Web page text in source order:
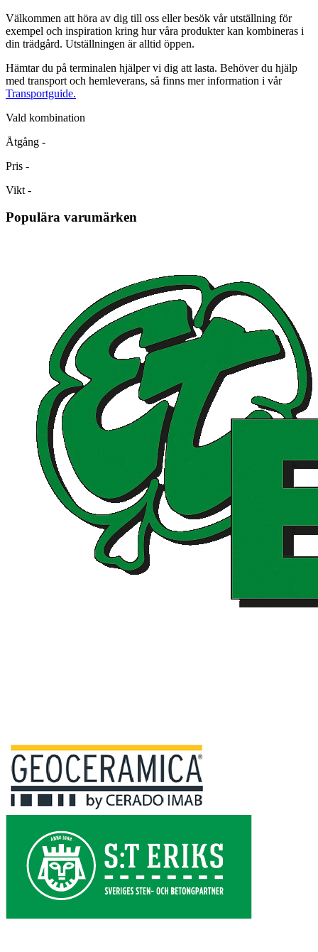
Välkommen att höra av dig till oss eller besök vår utställning för
exempel och inspiration kring hur våra produkter kan kombineras i
din trädgård. Utställningen är alltid öppen.
Hämtar du på terminalen hjälper vi dig att lasta. Behöver du hjälp
med transport och hemleverans, så finns mer information i vår
Transportguide.
Vald kombination
Åtgång -
Pris -
Vikt -
Populära varumärken